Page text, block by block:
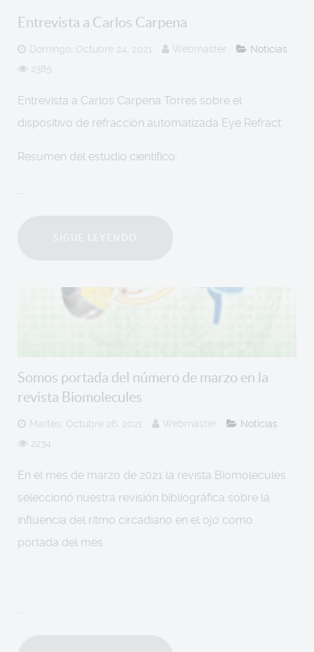
Entrevista a Carlos Carpena
Domingo, Octubre 24, 2021 Webmaster
Noticias
2385
Entrevista a Carlos Carpena Torres sobre el
dispositivo de refracción automatizada Eye Refract.
Resumen del estudio científico:
...
Somos portada del número de marzo en la
revista Biomolecules
Martes, Octubre 26, 2021 Webmaster
Noticias
2234
En el mes de marzo de 2021 la revista Biomolecules
seleccionó nuestra revisión bibliográfica sobre la
influencia del ritmo circadiano en el ojo como
portada del mes.
...